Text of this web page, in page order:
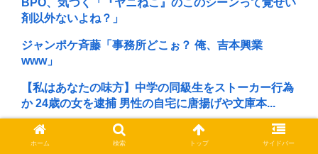
BPO、気づく「『ヤニねこ』のこのシーンって覚せい
剤以外ないよね？」
ジャンポケ斉藤「事務所どこぉ？ 俺、吉本興業
www」
【私はあなたの味方】中学の同級生をストーカー行為
か 24歳の女を逮捕 男性の自宅に唐揚げや文庫本...
女子小学生の水着フィギュア
ホーム 検索 トップ サイドバー